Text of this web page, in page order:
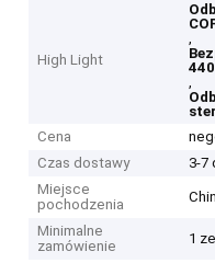
High Light
,
,
Cena
Czas dostawy
3-7
Miejsce
pochodzenia
Minimalne
zamówienie
1